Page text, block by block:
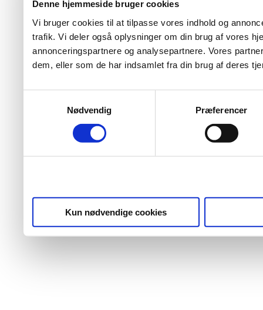
Denne hjemmeside bruger cookies
Vi bruger cookies til at tilpasse vores indhold og
trafik. Vi deler også oplysninger om din brug af vores
annonceringspartnere og analysepartnere. Vores
dem, eller som de har indsamlet fra din brug af deres
Nødvendig
Præferencer
Kun nødvendige cookies